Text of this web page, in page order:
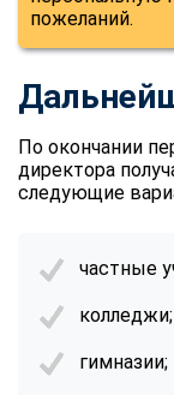
пожеланий.
По окончании
директора
следующие
частные
колледжи;
гимназии;
Свяжитесь с
Telegram